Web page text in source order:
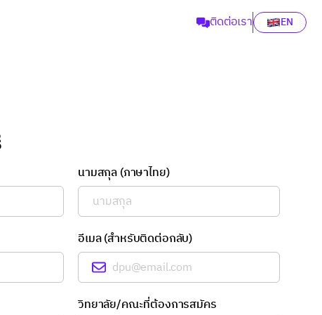
ติดต่อเรา EN
นามสกุล (ภาษาไทย)
อีเมล (สำหรับติดต่อกลับ)
วิทยาลัย/คณะที่ต้องการสมัคร